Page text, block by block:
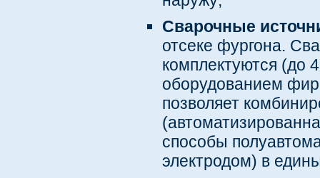
Сварочные
отсеке фургона.
комплектуются (до
оборудованием
позволяет
способы
электродом) в